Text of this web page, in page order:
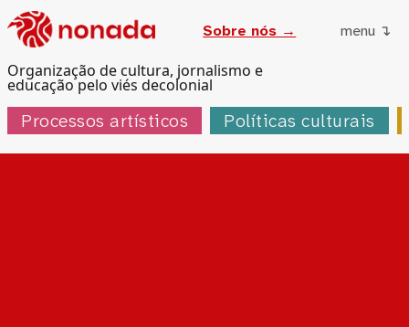
Organização de cultura, jornalismo e
educação pelo viés decolonial
Sobre nós → menu ↴
Processos artísticos Políticas culturais